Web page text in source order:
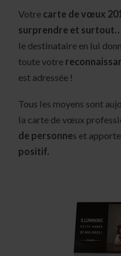
Votre carte de vœux
surprendre et
le destinataire en lui
toute votre
est adressée !
Tous les moyens sont
la carte de vœux
de personnes et
positif.